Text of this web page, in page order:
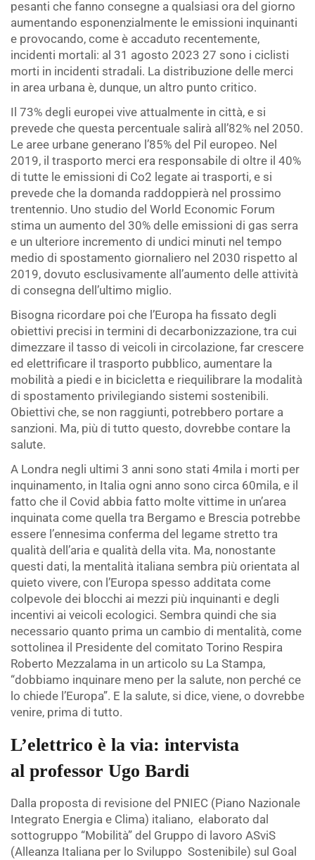
pesanti che fanno consegne a qualsiasi ora del giorno
aumentando esponenzialmente le emissioni inquinanti
e provocando, come è accaduto recentemente,
incidenti mortali: al 31 agosto 2023 27 sono i ciclisti
morti in incidenti stradali. La distribuzione delle merci
in area urbana è, dunque, un altro punto critico.
Il 73% degli europei vive attualmente in città, e si
prevede che questa percentuale salirà all’82% nel 2050.
Le aree urbane generano l’85% del Pil europeo. Nel
2019, il trasporto merci era responsabile di oltre il 40%
di tutte le emissioni di Co2 legate ai trasporti, e si
prevede che la domanda raddoppierà nel prossimo
trentennio. Uno studio del World Economic Forum
stima un aumento del 30% delle emissioni di gas serra
e un ulteriore incremento di undici minuti nel tempo
medio di spostamento giornaliero nel 2030 rispetto al
2019, dovuto esclusivamente all’aumento delle attività
di consegna dell’ultimo miglio.
Bisogna ricordare poi che l’Europa ha fissato degli
obiettivi precisi in termini di decarbonizzazione, tra cui
dimezzare il tasso di veicoli in circolazione, far crescere
ed elettrificare il trasporto pubblico, aumentare la
mobilità a piedi e in bicicletta e riequilibrare la modalità
di spostamento privilegiando sistemi sostenibili.
Obiettivi che, se non raggiunti, potrebbero portare a
sanzioni. Ma, più di tutto questo, dovrebbe contare la
salute.
A Londra negli ultimi 3 anni sono stati 4mila i morti per
inquinamento, in Italia ogni anno sono circa 60mila, e il
fatto che il Covid abbia fatto molte vittime in un’area
inquinata come quella tra Bergamo e Brescia potrebbe
essere l’ennesima conferma del legame stretto tra
qualità dell’aria e qualità della vita. Ma, nonostante
questi dati, la mentalità italiana sembra più orientata al
quieto vivere, con l’Europa spesso additata come
colpevole dei blocchi ai mezzi più inquinanti e degli
incentivi ai veicoli ecologici. Sembra quindi che sia
necessario quanto prima un cambio di mentalità, come
sottolinea il Presidente del comitato Torino Respira
Roberto Mezzalama in un articolo su La Stampa,
“dobbiamo inquinare meno per la salute, non perché ce
lo chiede l’Europa”. E la salute, si dice, viene, o dovrebbe
venire, prima di tutto.
L’elettrico è la via: intervista
al professor Ugo Bardi
Dalla proposta di revisione del PNIEC (Piano Nazionale
Integrato Energia e Clima) italiano, elaborato dal
sottogruppo “Mobilità” del Gruppo di lavoro ASviS
(Alleanza Italiana per lo Sviluppo Sostenibile) sul Goal